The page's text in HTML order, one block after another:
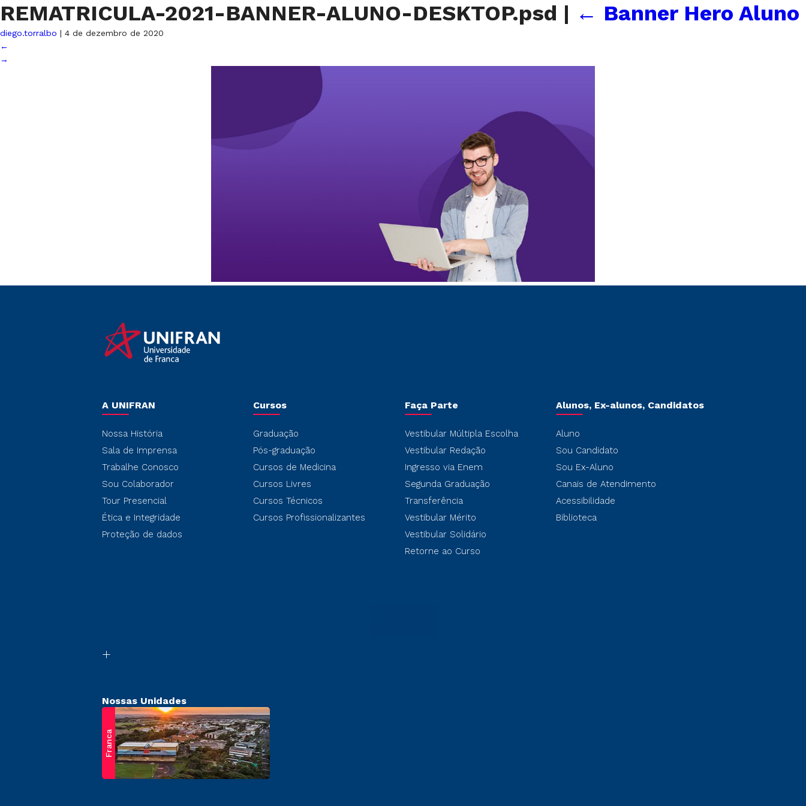
REMATRICULA-2021-BANNER-ALUNO-DESKTOP.psd | ← Banner Hero Aluno
diego.torralbo | 4 de dezembro de 2020
←
→
A UNIFRAN
Nossa História
Sala de Imprensa
Trabalhe Conosco
Sou Colaborador
Tour Presencial
Ética e Integridade
Proteção de dados
Cursos
Graduação
Pós-graduação
Cursos de Medicina
Cursos Livres
Cursos Técnicos
Cursos Profissionalizantes
Faça Parte
Vestibular Múltipla Escolha
Vestibular Redação
Ingresso via Enem
Segunda Graduação
Transferência
Vestibular Mérito
Vestibular Solidário
Retorne ao Curso
Alunos, Ex-alunos, Candidatos
Aluno
Sou Candidato
Sou Ex-Aluno
Canais de Atendimento
Acessibilidade
Biblioteca
Nossas Unidades
Franca